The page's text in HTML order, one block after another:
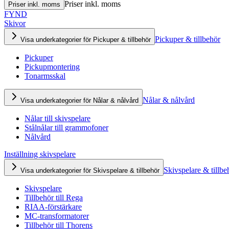
Priser inkl. moms Priser inkl. moms
FYND
Skivor
Visa underkategorier för Pickuper & tillbehör Pickuper & tillbehör
Pickuper
Pickupmontering
Tonarmsskal
Visa underkategorier för Nålar & nålvård Nålar & nålvård
Nålar till skivspelare
Stålnålar till grammofoner
Nålvård
Inställning skivspelare
Visa underkategorier för Skivspelare & tillbehör Skivspelare &
Skivspelare
Tillbehör till Rega
RIAA-förstärkare
MC-transformatorer
Tillbehör till Thorens